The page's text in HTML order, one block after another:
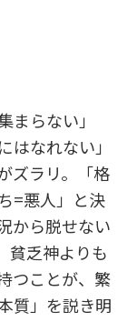
まらない」
はなれない」
ズラリ。「格
=悪人」と決
から脱せない
貧乏神よりも
つことが、繁
質」を説き明